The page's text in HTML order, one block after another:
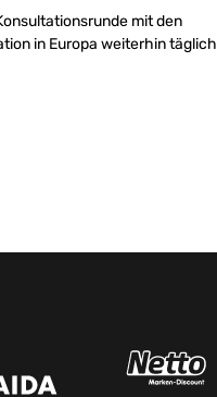
mit den
in Europa weiterhin täglich